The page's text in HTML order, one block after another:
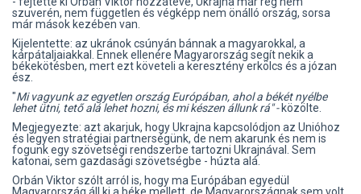
szuverén, nem független és végképp nem önálló ország, sorsa
már mások kezében van.
Kijelentette: az ukránok csúnyán bánnak a magyarokkal, a
kárpátaljaiakkal. Ennek ellenére Magyarország segít nekik a
békekötésben, mert ezt követeli a keresztény erkölcs és a józan
ész.
"Mi vagyunk az egyetlen ország Európában, ahol a békét nyélbe
lehet ütni, tető alá lehet hozni, és mi készen állunk rá" -közölte.
Megjegyezte: azt akarjuk, hogy Ukrajna kapcsolódjon az Unióhoz
és legyen stratégiai partnerségünk, de nem akarunk és nem is
fogunk egy szövetségi rendszerbe tartozni Ukrajnával. Sem
katonai, sem gazdasági szövetségbe - húzta alá.
Orbán Viktor szólt arról is, hogy ma Európában egyedül